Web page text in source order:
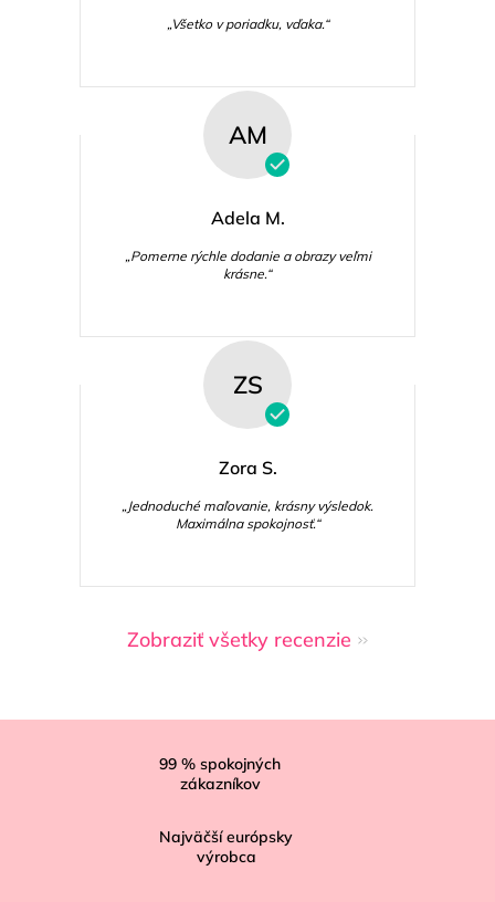
„Všetko v poriadku, vďaka.“
AM
Adela M.
„Pomerne rýchle dodanie a obrazy veľmi
krásne.“
ZS
Zora S.
„Jednoduché maľovanie, krásny výsledok.
Maximálna spokojnosť.“
Zobraziť všetky recenzie
99 % spokojných
zákazníkov
Najväčší európsky
výrobca